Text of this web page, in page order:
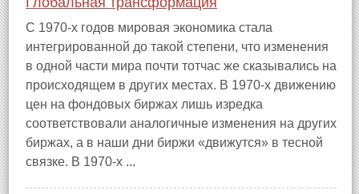
С 1970‑х годов мировая экономика стала
интегрированной до такой степени, что изменения
в одной части мира почти тотчас же сказывались на
происходящем в других местах. В 1970‑х движению
цен на фондовых биржах лишь изредка
соответствовали аналогичные изменения на других
биржах, а в наши дни биржи «движутся» в тесной
связке. В 1970‑х ...